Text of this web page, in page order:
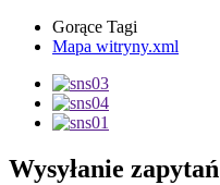
Gorące Tagi
Mapa witryny.xml
Wysyłanie zapytań